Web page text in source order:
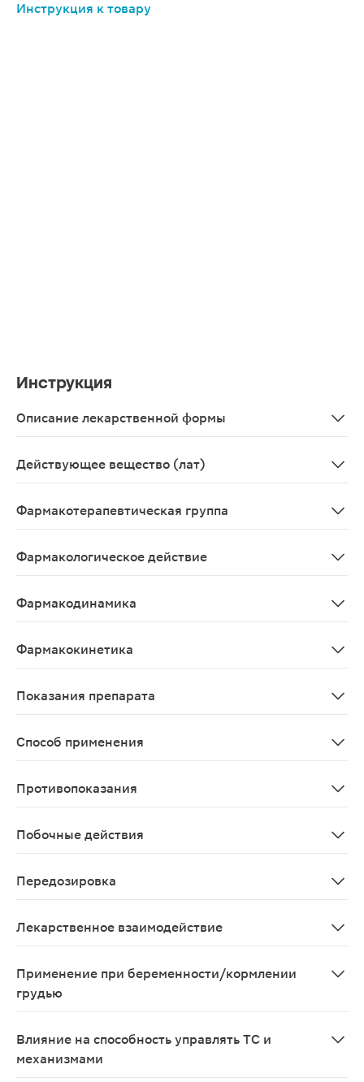
Инструкция к товару
Инструкция
Описание лекарственной формы
Действующее вещество (лат)
Фармакотерапевтическая группа
Фармакологическое действие
Фармакодинамика
Фармакокинетика
Показания препарата
Способ применения
Противопоказания
Побочные действия
Передозировка
Лекарственное взаимодействие
Применение при беременности/кормлении
грудью
Влияние на способность управлять ТС и
механизмами